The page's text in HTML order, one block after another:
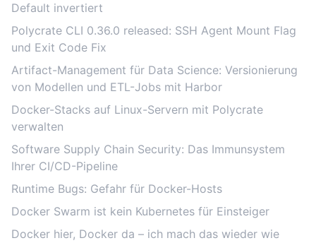
Default invertiert
Polycrate CLI 0.36.0 released: SSH Agent Mount Flag
und Exit Code Fix
Artifact-Management für Data Science: Versionierung
von Modellen und ETL-Jobs mit Harbor
Docker-Stacks auf Linux-Servern mit Polycrate
verwalten
Software Supply Chain Security: Das Immunsystem
Ihrer CI/CD-Pipeline
Runtime Bugs: Gefahr für Docker-Hosts
Docker Swarm ist kein Kubernetes für Einsteiger
Docker hier, Docker da – ich mach das wieder wie